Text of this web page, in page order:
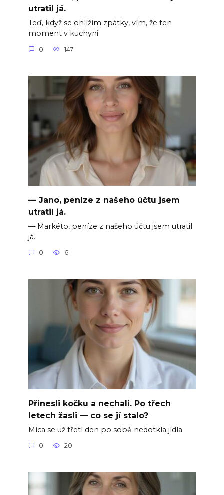
utratil já.
Teď, když se ohlížím zpátky, vím, že ten
moment v kuchyni
0 147
— Jano, peníze z našeho účtu jsem
utratil já.
— Markéto, peníze z našeho účtu jsem utratil
já.
0 6
Přinesli kočku a nechali. Po třech
letech žasli — co se jí stalo?
Míca se už třetí den po sobě nedotkla jídla.
0 20